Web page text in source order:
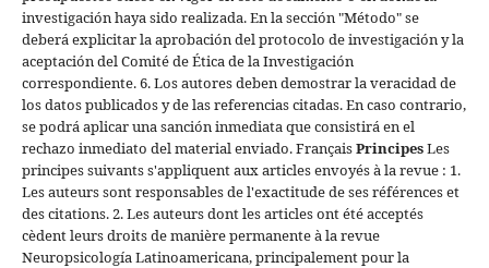
investigación haya sido realizada. En la sección "Método" se
deberá explicitar la aprobación del protocolo de investigación y la
aceptación del Comité de Ética de la Investigación
correspondiente. 6. Los autores deben demostrar la veracidad de
los datos publicados y de las referencias citadas. En caso contrario,
se podrá aplicar una sanción inmediata que consistirá en el
rechazo inmediato del material enviado.FrançaisPrincipesLes
principes suivants s'appliquent aux articles envoyés à la revue : 1.
Les auteurs sont responsables de l'exactitude de ses références et
des citations. 2. Les auteurs dont les articles ont été acceptés
cèdent leurs droits de manière permanente à la revue
Neuropsicología Latinoamericana, principalement pour la